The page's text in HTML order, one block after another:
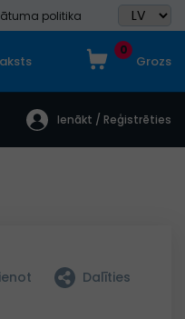
politika
0
Grozs
Ienākt / Reģistrēties
Dalīties